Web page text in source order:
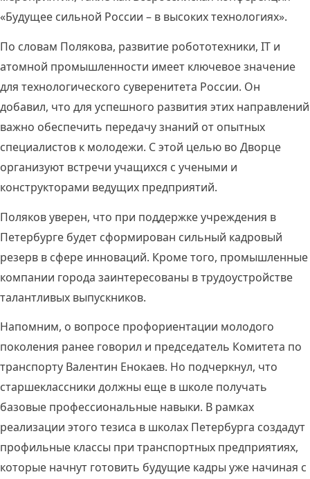
«Будущее сильной России – в высоких технологиях».
По словам Полякова, развитие робототехники, IT и
атомной промышленности имеет ключевое значение
для технологического суверенитета России. Он
добавил, что для успешного развития этих направлений
важно обеспечить передачу знаний от опытных
специалистов к молодежи. С этой целью во Дворце
организуют встречи учащихся с учеными и
конструкторами ведущих предприятий.
Поляков уверен, что при поддержке учреждения в
Петербурге будет сформирован сильный кадровый
резерв в сфере инноваций. Кроме того, промышленные
компании города заинтересованы в трудоустройстве
талантливых выпускников.
Напомним, о вопросе профориентации молодого
поколения ранее говорил и председатель Комитета по
транспорту Валентин Енокаев. Но подчеркнул, что
старшеклассники должны еще в школе получать
базовые профессиональные навыки. В рамках
реализации этого тезиса в школах Петербурга создадут
профильные классы при транспортных предприятиях,
которые начнут готовить будущие кадры уже начиная с